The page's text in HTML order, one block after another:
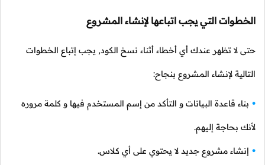
الخطوات التي يجب اتباعها لإنشاء المشروع
حتى لا تظهر عندك أي أخطاء أثناء نسخ الكود, يجب إتباع الخطوات
التالية لإنشاء المشروع بنجاح:
بناء قاعدة البيانات و التأكد من إسم المستخدم فيها و كلمة مروره
لأنك بحاجة إليهم.
إنشاء مشروع جديد لا يحتوي على أي كلاس.